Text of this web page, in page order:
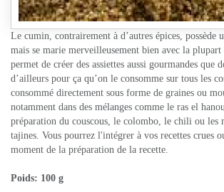
Le cumin, contrairement à d’autres épices, possède
mais se marie merveilleusement bien avec la
permet de créer des assiettes aussi gourmandes que
d’ailleurs pour ça qu’on le consomme sur tous les
consommé directement sous forme de graines ou
notamment dans des mélanges comme le ras el
préparation du couscous, le colombo, le chili ou les
tajines. Vous pourrez l'intégrer à vos recettes crues
moment de la préparation de la recette.
Poids: 100 g